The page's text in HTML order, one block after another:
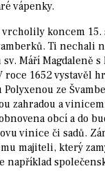
vápenky.
koncem
Ti nechali
Máří Magdaleně s
1652 vystavěl
ze
zahradou a
obcí a do
vinice či sadů.
majiteli, který
například